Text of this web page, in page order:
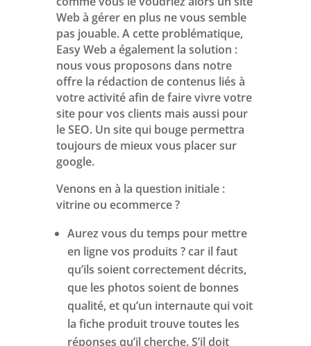
Web à gérer en plus ne vous semble
pas jouable. A cette problématique,
Easy Web a également la solution :
nous vous proposons dans notre
offre la rédaction de contenus liés à
votre activité afin de faire vivre votre
site pour vos clients mais aussi pour
le SEO. Un site qui bouge permettra
toujours de mieux vous placer sur
google.
Venons en à la question initiale :
vitrine ou ecommerce ?
Aurez vous du temps pour mettre
en ligne vos produits ? car il faut
qu’ils soient correctement décrits,
que les photos soient de bonnes
qualité, et qu’un internaute qui voit
la fiche produit trouve toutes les
réponses qu’il cherche. S’il doit